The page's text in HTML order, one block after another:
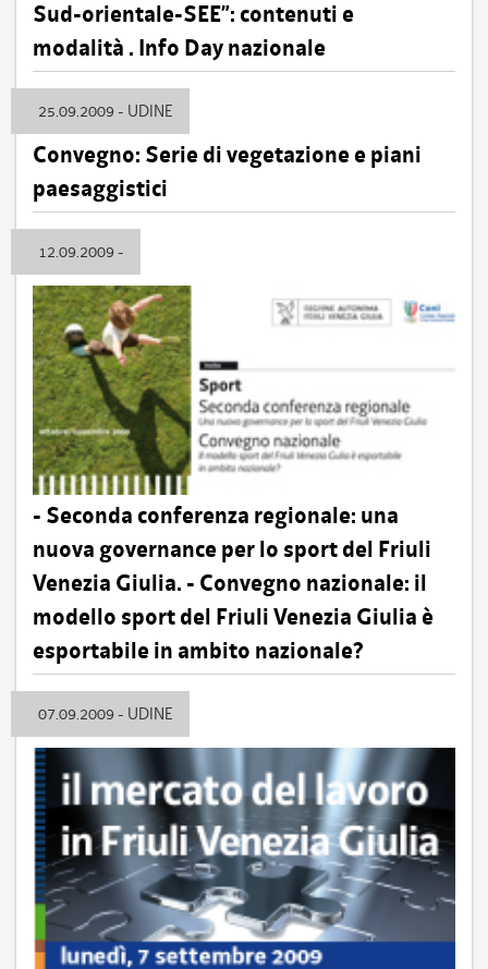
Sud-orientale-SEE”: contenuti e
modalità . Info Day nazionale
25.09.2009 - UDINE
Convegno: Serie di vegetazione e piani
paesaggistici
12.09.2009 -
- Seconda conferenza regionale: una
nuova governance per lo sport del Friuli
Venezia Giulia. - Convegno nazionale: il
modello sport del Friuli Venezia Giulia è
esportabile in ambito nazionale?
07.09.2009 - UDINE